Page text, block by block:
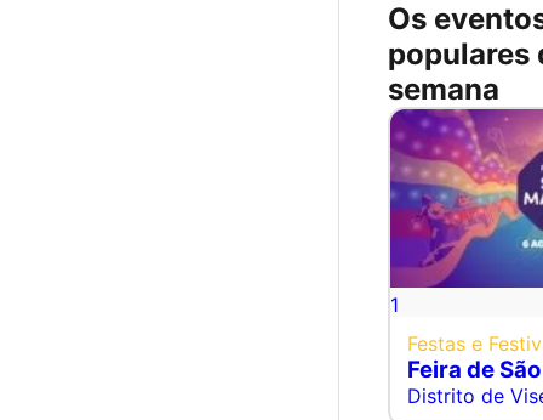
Os
populares
semana
1
Festas e
Feira de
Distrito de